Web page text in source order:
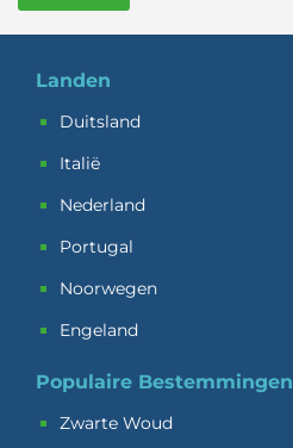
Landen
Duitsland
Italië
Nederland
Portugal
Noorwegen
Engeland
Populaire Bestemmingen
Zwarte Woud